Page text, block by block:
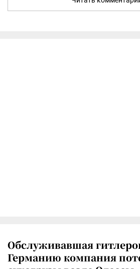
Обслуживавшая
Германию компания